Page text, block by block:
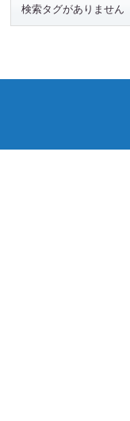
検索タグがありません